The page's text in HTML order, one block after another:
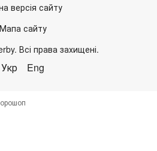
версія сайту
Мапа сайту
Всі права захищені.
Укр Eng